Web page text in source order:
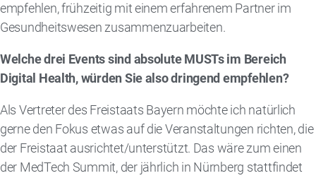
empfehlen, frühzeitig mit einem erfahrenem Partner im
Gesundheitswesen zusammenzuarbeiten.
Welche drei Events sind absolute MUSTs im Bereich
Digital Health, würden Sie also dringend empfehlen?
Als Vertreter des Freistaats Bayern möchte ich natürlich
gerne den Fokus etwas auf die Veranstaltungen richten, die
der Freistaat ausrichtet/unterstützt. Das wäre zum einen
der MedTech Summit, der jährlich in Nürnberg stattfindet